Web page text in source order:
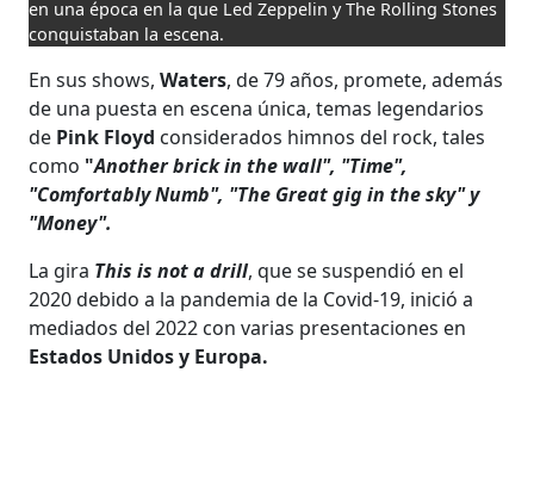
en una época en la que Led Zeppelin y The Rolling Stones
conquistaban la escena.
En sus shows,Waters, de 79 años, promete, además
de una puesta en escena única, temas legendarios
de Pink Floyd considerados himnos del rock, tales
como "Another brick in the wall", "Time",
"Comfortably Numb", "The Great gig in the sky" y
"Money".
La gira This is not a drill, que se suspendió en el
2020 debido a la pandemia de la Covid-19, inició a
mediados del 2022 con varias presentaciones en
Estados Unidos y Europa.